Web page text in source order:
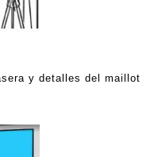
y detalles del maillot